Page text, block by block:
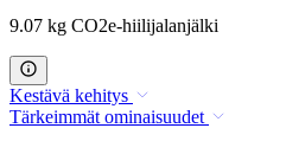
9.07 kg CO2e-hiilijalanjälki
Kestävä kehitys
Tärkeimmät ominaisuudet